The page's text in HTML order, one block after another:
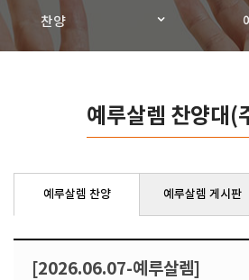
찬양
예루살렘 찬양대(
예루살렘 찬양 예루살렘 게시판
[2026.06.07-예루살렘]